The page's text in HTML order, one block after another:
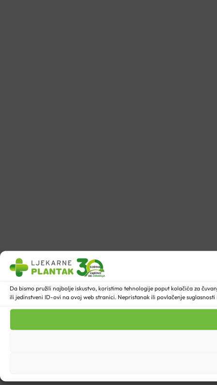
Da bismo pružili najbolje iskustvo, koristimo tehnologije poput kolačića za
ili jedinstveni ID-ovi na ovoj web stranici. Nepristanak ili povlačenje